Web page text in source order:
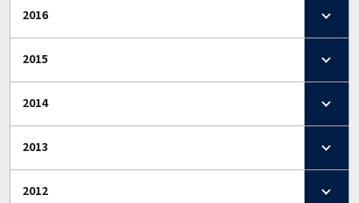
2016
2015
2014
2013
2012